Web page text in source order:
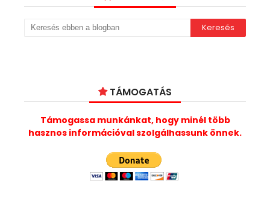
TÁMOGATÁS
Támogassa munkánkat, hogy minél több
hasznos információval szolgálhassunk önnek.